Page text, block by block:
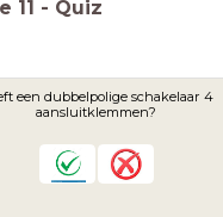
11 - Quiz
een dubbelpolige schakelaar 4
aansluitklemmen?